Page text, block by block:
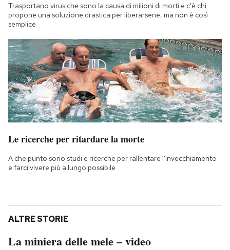
Trasportano virus che sono la causa di milioni di morti e c'è chi
propone una soluzione drastica per liberarsene, ma non è così
semplice
Le ricerche per ritardare la morte
A che punto sono studi e ricerche per rallentare l'invecchiamento
e farci vivere più a lungo possibile
ALTRE STORIE
La miniera delle mele – video